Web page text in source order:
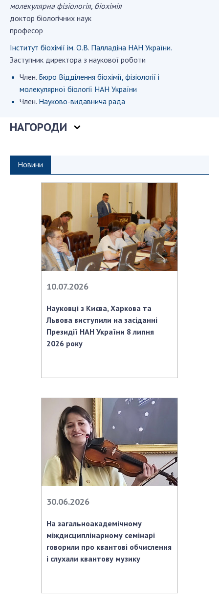
Наукові публікації та видавнича діяльність
Охорона прав інтелектуальної власності та
трансфер технологій в наукових установах
Наукові об'єкти, що становлять національне
надбання
Центри колективного користування
науковими приладами НАН України
Оцінювання ефективності діяльності
наукових установ
Конкурси наукових досліджень НАН України
Відкрита наука в НАН України
Робота з молоддю
МІЖНАРОДНЕ СПІВРОБІТНИЦТВО
Членство в міжнародних організаціях
Міжнародні угоди
Міжнародні програми та конкурси
ДОКУМЕНТИ
Нормативні акти НАН України
Державний бюджет НАН України
Вибори до складу НАН України
Бланки документів
НАУКОВІ ВИДАННЯ
МЕДІА ПРО НАС
АКАДЕМІЯ КОМЕНТУЄ
КОНТАКТИ
ПРОФСПІЛКА НАН УКРАЇНИ
КАБІНЕТ
молекулярна фізіологія, біохімія
доктор біологічних наук
професор
Інститут біохімії ім. О.В. Палладіна НАН України.
Заступник директора з наукової роботи
Член. Бюро Відділення біохімії, фізіології і
молекулярної біології НАН України
Член. Науково-видавнича рада
НАГОРОДИ
Новини
10.07.2026
Науковці з Києва, Харкова та
Львова виступили на засіданні
Президії НАН України 8 липня
2026 року
30.06.2026
На загальноакадемічному
міждисциплінарному семінарі
говорили про квантові обчислення
і слухали квантову музику